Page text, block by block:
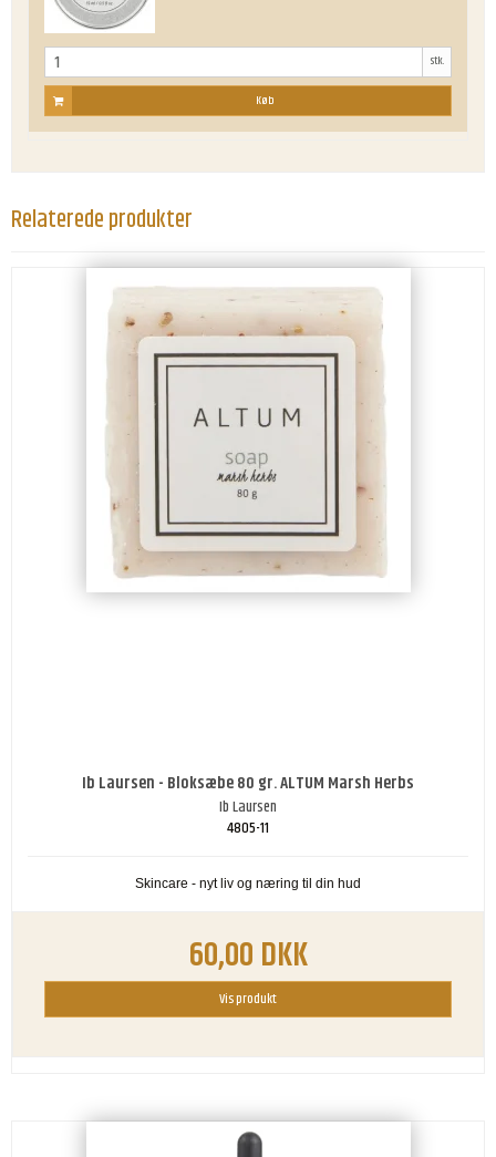
stk.
Køb
Relaterede produkter
Ib Laursen - Bloksæbe 80 gr. ALTUM Marsh Herbs
Ib Laursen
4805-11
Skincare - nyt liv og næring til din hud
60,00 DKK
Vis produkt